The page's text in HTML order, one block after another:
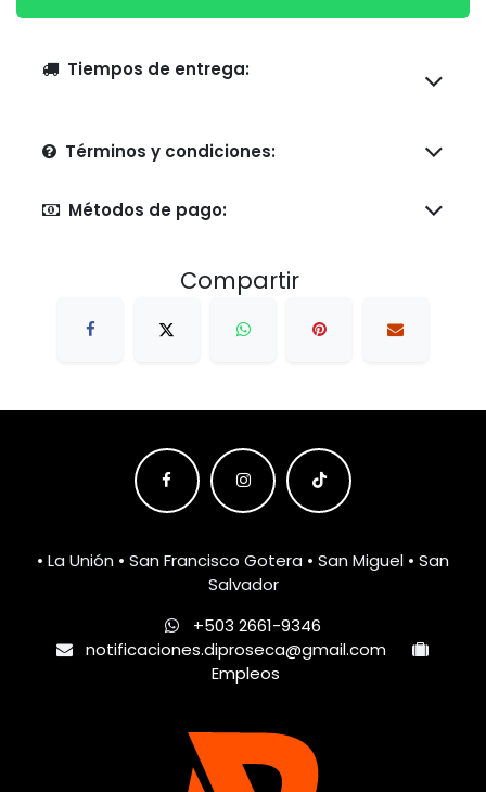
Tiempos de entrega:
Términos y condiciones:
Métodos de pago:
Compartir
• La Unión • San Francisco Gotera • San Miguel • San
Salvador
+503 2661-9346
notificaciones.diproseca@gmail.com
Empleos